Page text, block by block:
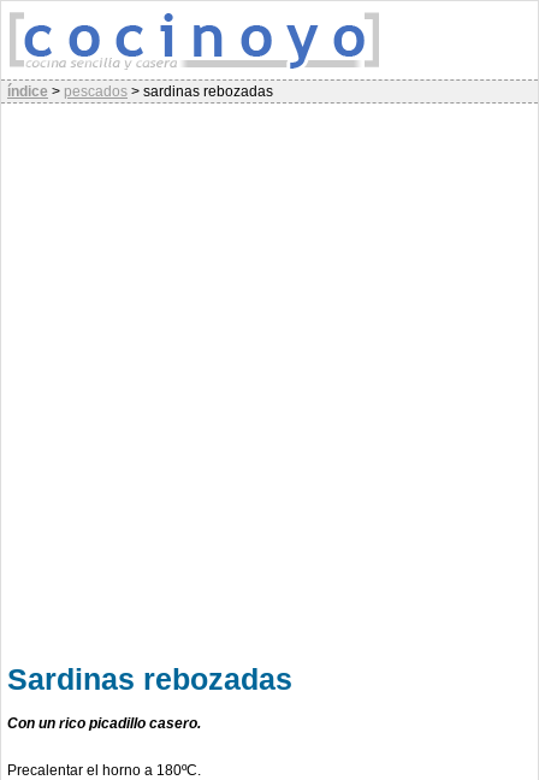
índice > pescados > sardinas rebozadas
Sardinas rebozadas
Con un rico picadillo casero.
Precalentar el horno a 180ºC.